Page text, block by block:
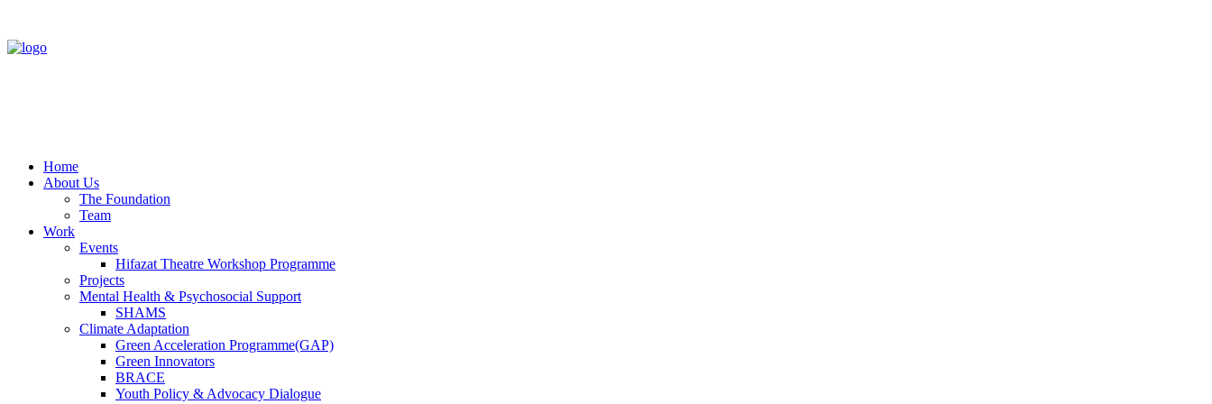
Home
About Us
The Foundation
Team
Work
Events
Hifazat Theatre Workshop Programme
Projects
Mental Health & Psychosocial Support
SHAMS
Climate Adaptation
Green Acceleration Programme(GAP)
Green Innovators
BRACE
Youth Policy & Advocacy Dialogue